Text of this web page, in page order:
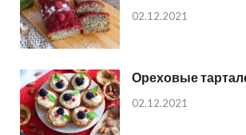
02.12.2021
Ореховые
02.12.2021